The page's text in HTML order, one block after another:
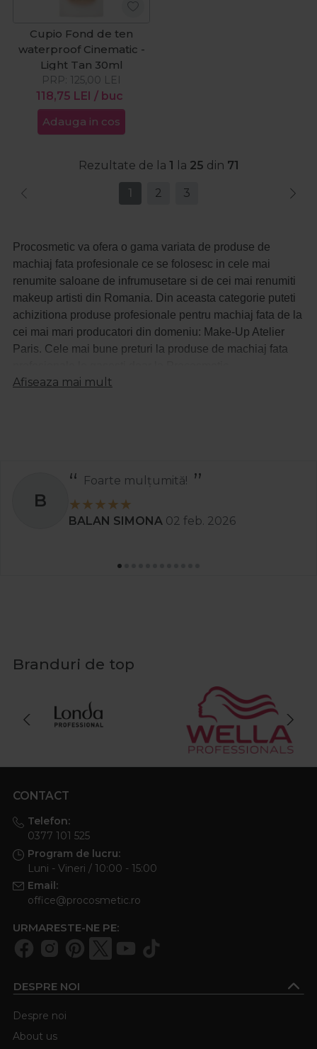
Cupio Fond de ten
waterproof Cinematic -
Light Tan 30ml
118,75 LEI / buc
PRP: 125,00 LEI
Adauga in cos
Rezultate de la 1 la 25 din 71
1 2 3
Procosmetic va ofera o gama variata de produse de
machiaj fata profesionale ce se folosesc in cele mai
renumite saloane de infrumusetare si de cei mai renumiti
makeup artisti din Romania. Din aceasta categorie puteti
achizitiona produse profesionale pentru machiaj fata de la
cei mai mari producatori din domeniu: Make-Up Atelier
Paris. Cele mai bune preturi la produse de machiaj fata
Afiseaza mai mult
S
Recomand
Stanciu Aura Andreea 02 apr. 2025
Branduri de top
CONTACT
Telefon:
0377 101 525
Program de lucru:
Luni - Vineri / 10:00 - 15:00
Email:
office@procosmetic.ro
URMARESTE-NE PE:
DESPRE NOI
Despre noi
About us